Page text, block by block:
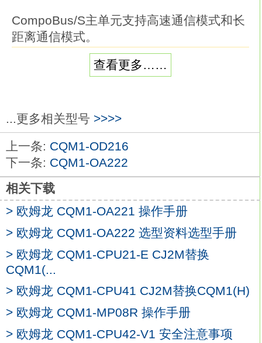
CompoBus/S主单元支持高速通信模式和长
距离通信模式。
每块主单元I/O点数：大128(可设置64或32
欧姆龙CQM1-OA221。
通信距离：大500m(波特率:93.75Kbps)。
支持与模拟量终端的连接
出点数：16点。
大开关容量：50mA DC4.5V - 300mA
26.4V。
小开关容量：...
响应时间(ON延迟)：大0.1ms。
响应时间(OFF延迟)：大0.4ms。
外部连接：端子台。
漏电流：大0.1mA欧姆龙CQM1-OA221。
内部电流消耗(DC5V)：大170mA。
齐全的功能可提供先进的机器控制。
CQM1H的特色在于具有一系列的内装板。
查看更多……
...更多相关型号 >>>>
上一条: CQM1-OD216
下一条: CQM1-OA222
相关下载
> 欧姆龙 CQM1-OA221 操作手册
> 欧姆龙 CQM1-OA222 选型资料选型手册
> 欧姆龙 CQM1-CPU21-E CJ2M替换
CQM1(...
> 欧姆龙 CQM1-CPU41 CJ2M替换CQM1(H)
> 欧姆龙 CQM1-MP08R 操作手册
> 欧姆龙 CQM1-CPU42-V1 安全注意事项